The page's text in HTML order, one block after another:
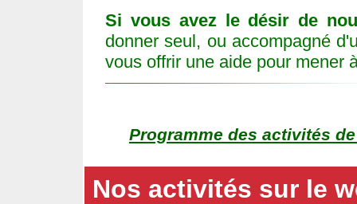
Si vous avez le désir de
donner seul, ou accompagné
vous offrir une aide pour mener
Programme des activités
Nos activités sur le